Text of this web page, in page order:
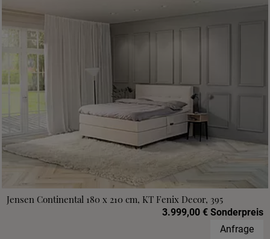
Jensen Continental 180 x 210 cm, KT Fenix Decor, 395
3.999,00 € Sonderpreis
Anfrage